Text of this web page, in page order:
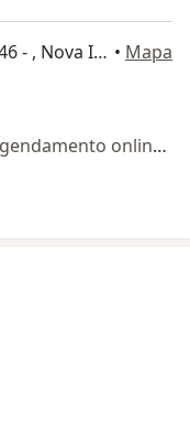
Rua Coronel Francisco Soares, 46 - , Nova Iguaçu • Mapa
Esse especialista não oferece agendamento online para esse endereço.